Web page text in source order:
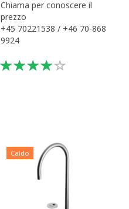
Chiama per conoscere il
prezzo
+45 70221538 / +46 70-868
9924
Caldo